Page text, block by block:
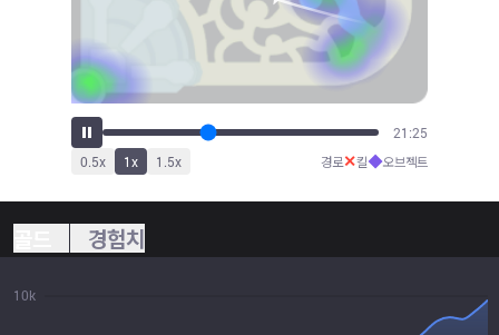
23:35
0.5x 1x 1.5x 경로✕킬◆오브젝트
경험치
10k